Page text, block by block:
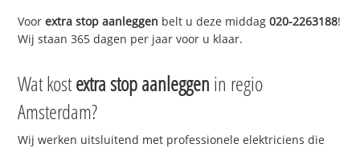
Voorextra stop aanleggen belt u deze middag020-2263188!
Wij staan 365 dagen per jaar voor u klaar.
Wat kostextra stop aanleggen in regio
Amsterdam?
Wij werken uitsluitend met professionele elektriciens die